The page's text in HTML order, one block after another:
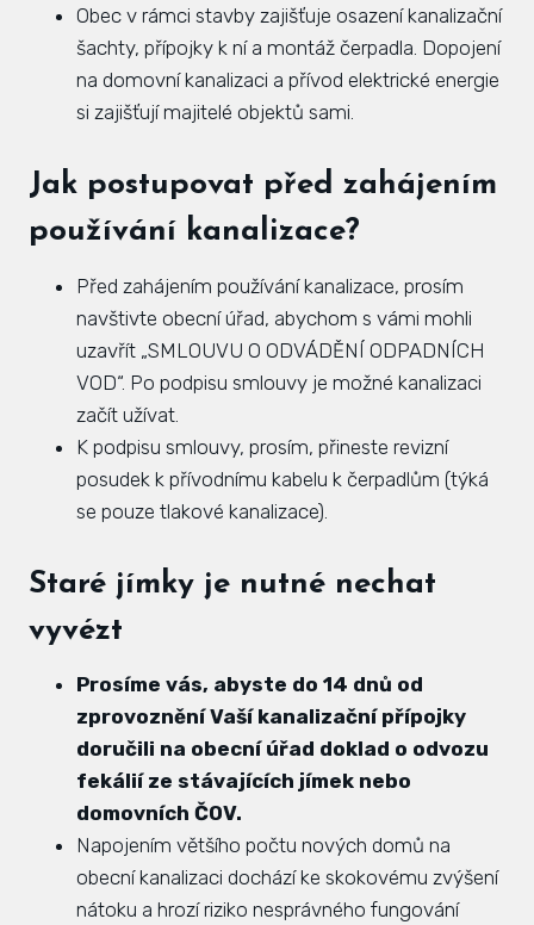
Obec v rámci stavby zajišťuje osazení kanalizační
šachty, přípojky k ní a montáž čerpadla. Dopojení
na domovní kanalizaci a přívod elektrické energie
si zajišťují majitelé objektů sami.
Jak postupovat před zahájením
používání kanalizace?
Před zahájením používání kanalizace, prosím
navštivte obecní úřad, abychom s vámi mohli
uzavřít „SMLOUVU O ODVÁDĚNÍ ODPADNÍCH
VOD“. Po podpisu smlouvy je možné kanalizaci
začít užívat.
K podpisu smlouvy, prosím, přineste revizní
posudek k přívodnímu kabelu k čerpadlům (týká
se pouze tlakové kanalizace).
Staré jímky je nutné nechat
vyvézt
Prosíme vás, abyste do 14 dnů od
zprovoznění Vaší kanalizační přípojky
doručili na obecní úřad doklad o odvozu
fekálií ze stávajících jímek nebo
domovních ČOV.
Napojením většího počtu nových domů na
obecní kanalizaci dochází ke skokovému zvýšení
nátoku a hrozí riziko nesprávného fungování